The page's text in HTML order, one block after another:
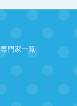
専門家一覧